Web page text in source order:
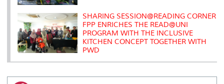
SHARING SESSION@READING CORNER
FPP ENRICHES THE READ@UNI
PROGRAM WITH THE INCLUSIVE
KITCHEN CONCEPT TOGETHER WITH
PWD